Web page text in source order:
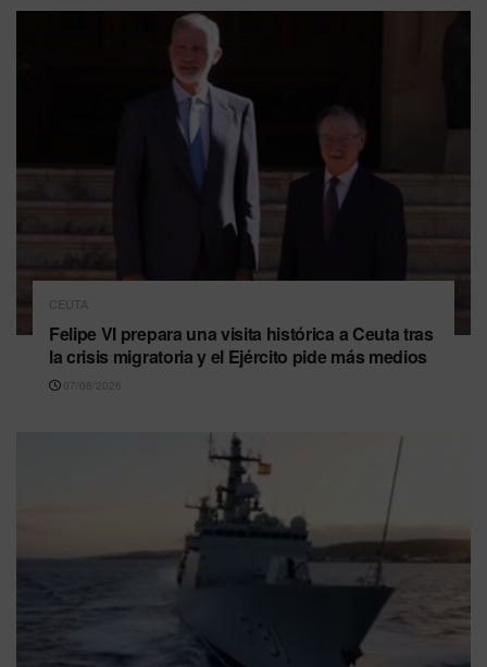
CEUTA
Felipe VI prepara una visita histórica a Ceuta tras
la crisis migratoria y el Ejército pide más medios
07/08/2026